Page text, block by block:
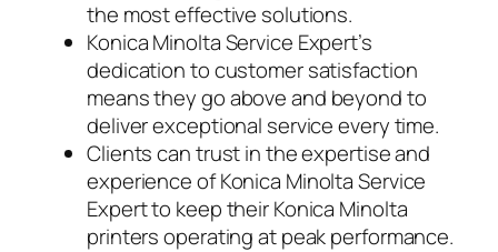
the most effective solutions.
Konica Minolta Service Expert’s
dedication to customer satisfaction
means they go above and beyond to
deliver exceptional service every time.
Clients can trust in the expertise and
experience of Konica Minolta Service
Expert to keep their Konica Minolta
printers operating at peak performance.